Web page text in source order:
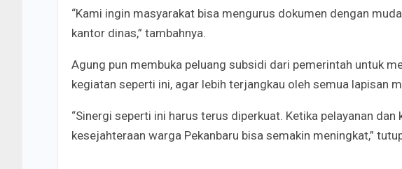
“Kami ingin masyarakat bisa mengurus dokumen dengan
kantor dinas,” tambahnya.
Agung pun membuka peluang subsidi dari pemerintah untuk
kegiatan seperti ini, agar lebih terjangkau oleh semua lapisan
“Sinergi seperti ini harus terus diperkuat. Ketika pelayanan
kesejahteraan warga Pekanbaru bisa semakin meningkat,”